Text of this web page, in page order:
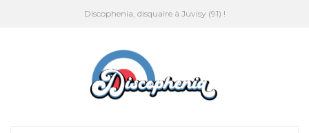
Discophenia, disquaire à Juvisy (91) !